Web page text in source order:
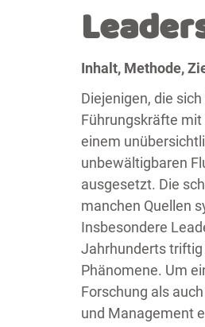
Inhalt, Methode,
Diejenigen, die
Führungskräfte
einem
unbewältigbaren
ausgesetzt. Die
manchen Quellen
Insbesondere
Jahrhunderts
Phänomene. Um
Forschung als
und Management